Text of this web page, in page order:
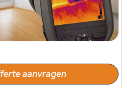
aanvragen